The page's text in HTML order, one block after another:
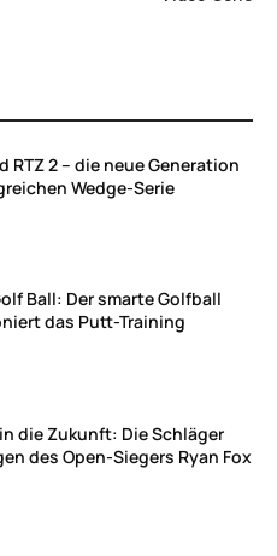
RTZ 2 – die neue Generation
Wedge-Serie
Ball: Der smarte Golfball
das Putt-Training
die Zukunft: Die Schläger
des Open-Siegers Ryan Fox